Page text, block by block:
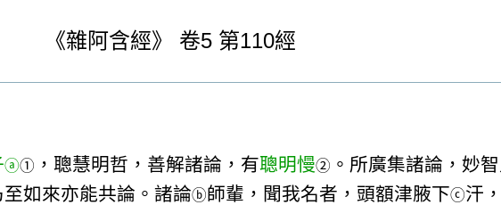
《雜阿含經》 卷5第110經
ⓐ① ，聰慧明哲，善解諸論，有聰明慢② 。所廣集諸論，妙
如來亦能共論。諸論ⓑ師輩，聞我名者，頭額津腋下ⓒ汗